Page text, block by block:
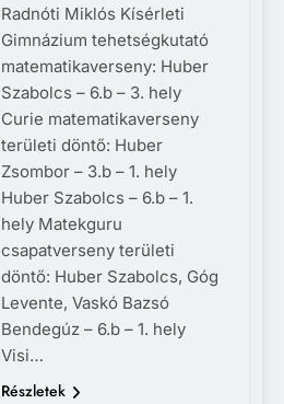
Radnóti Miklós Kísérleti
Gimnázium tehetségkutató
matematikaverseny: Huber
Szabolcs – 6.b – 3. hely
Curie matematikaverseny
területi döntő: Huber
Zsombor – 3.b – 1. hely
Huber Szabolcs – 6.b – 1.
hely Matekguru
csapatverseny területi
döntő: Huber Szabolcs, Góg
Levente, Vaskó Bazsó
Bendegúz – 6.b – 1. hely
Visi…
Részletek